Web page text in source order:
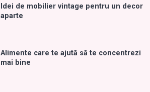
Idei de mobilier vintage pentru un decor
aparte
Alimente care te ajută să te concentrezi
mai bine